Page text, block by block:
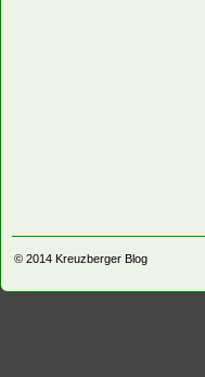
© 2014 Kreuzberger Blog